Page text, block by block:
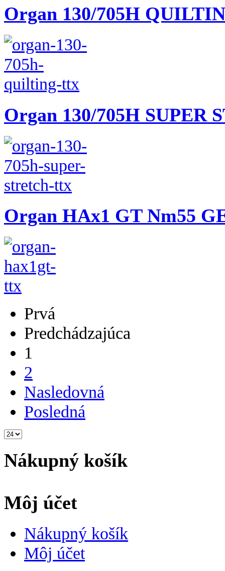
Organ 130/705H
Organ 130/705H SUPER
Organ HAx1 GT Nm55
Prvá
Predchádzajúca
1
2
Nasledovná
Posledná
Nákupný košík
Môj účet
Nákupný košík
Môj účet